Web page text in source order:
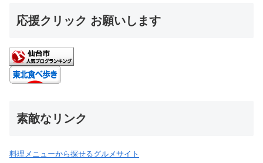
応援クリック お願いします
素敵なリンク
料理メニューから探せるグルメサイト